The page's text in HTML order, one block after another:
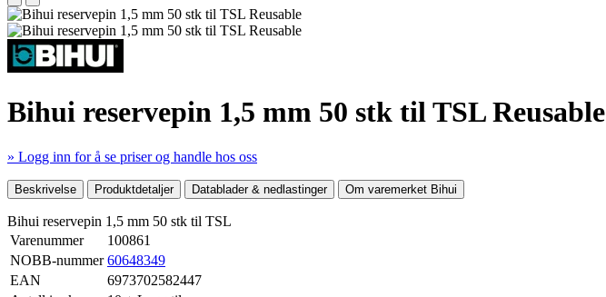
Bihui reservepin 1,5 mm 50 stk til TSL Reusable
» Logg inn for å se priser og handle hos oss
Mer produktdetaljer
Beskrivelse Produktdetaljer Datablader & nedlastinger Om varemerket Bihui
Bihui reservepin 1,5 mm 50 stk til TSL
Varenummer
100861
NOBB-nummer 60648349
EAN
6973702582447